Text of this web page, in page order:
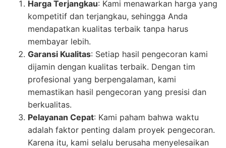
Harga Terjangkau: Kami menawarkan harga yang
kompetitif dan terjangkau, sehingga Anda
mendapatkan kualitas terbaik tanpa harus
membayar lebih.
Garansi Kualitas: Setiap hasil pengecoran kami
dijamin dengan kualitas terbaik. Dengan tim
profesional yang berpengalaman, kami
memastikan hasil pengecoran yang presisi dan
berkualitas.
Pelayanan Cepat: Kami paham bahwa waktu
adalah faktor penting dalam proyek pengecoran.
Karena itu, kami selalu berusaha menyelesaikan